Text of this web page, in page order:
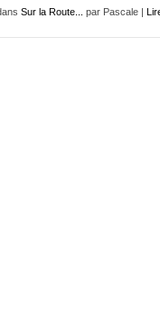
Sur la Route... par Pascale |